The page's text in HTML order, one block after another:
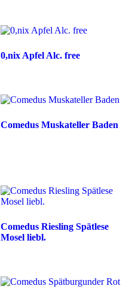
0,nix Apfel Alc. free
Comedus Muskateller Baden
Comedus Riesling Spätlese
Mosel liebl.